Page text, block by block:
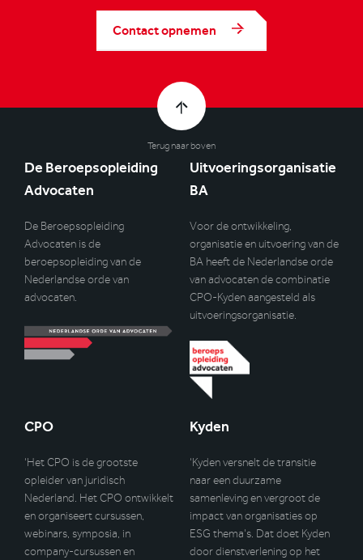
Contact opnemen
Terug naar boven
De Beroepsopleiding
Advocaten
De Beroepsopleiding
Advocaten is de
beroepsopleiding van de
Nederlandse orde van
advocaten.
Uitvoeringsorganisatie
BA
Voor de ontwikkeling,
organisatie en uitvoering van de
BA heeft de Nederlandse orde
van advocaten de combinatie
CPO-Kyden aangesteld als
uitvoeringsorganisatie.
CPO
‘Het CPO is de grootste
opleider van juridisch
Nederland. Het CPO ontwikkelt
en organiseert cursussen,
webinars, symposia, in
company-cursussen en
Kyden
‘Kyden versnelt de transitie
naar een duurzame
samenleving en vergroot de
impact van organisaties op
ESG thema’s. Dat doet Kyden
door dienstverlening op het